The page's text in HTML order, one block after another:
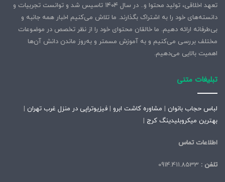
تعهد اخلاقی، تولید محتوا و.. در سال ۱۴۰۴ تاسیس شد و توانست تجربیات و
دانسته‌های خود را به اشتراک بگذارند. ما تلاش می‌کنیم اخبار همه جانبه و
بی‌طرفانه ارائه دهیم. ما خالقان محتوای خود را از نظر تخصص در موضوعات
مختلف بررسی می‌کنیم و به آموزش مسمتر و به‌روز ماندن دانش آن‌ها
اهمیت بالایی می‌دهیم.
تبلیغات متنی
لباس حجاب بانوان | مشاوره کاشت ابرو | فیزیوتراپی در منزل غرب تهران |
بهترین میکروبلیدینگ کرج |
اطلاعات تماس
تلفن :